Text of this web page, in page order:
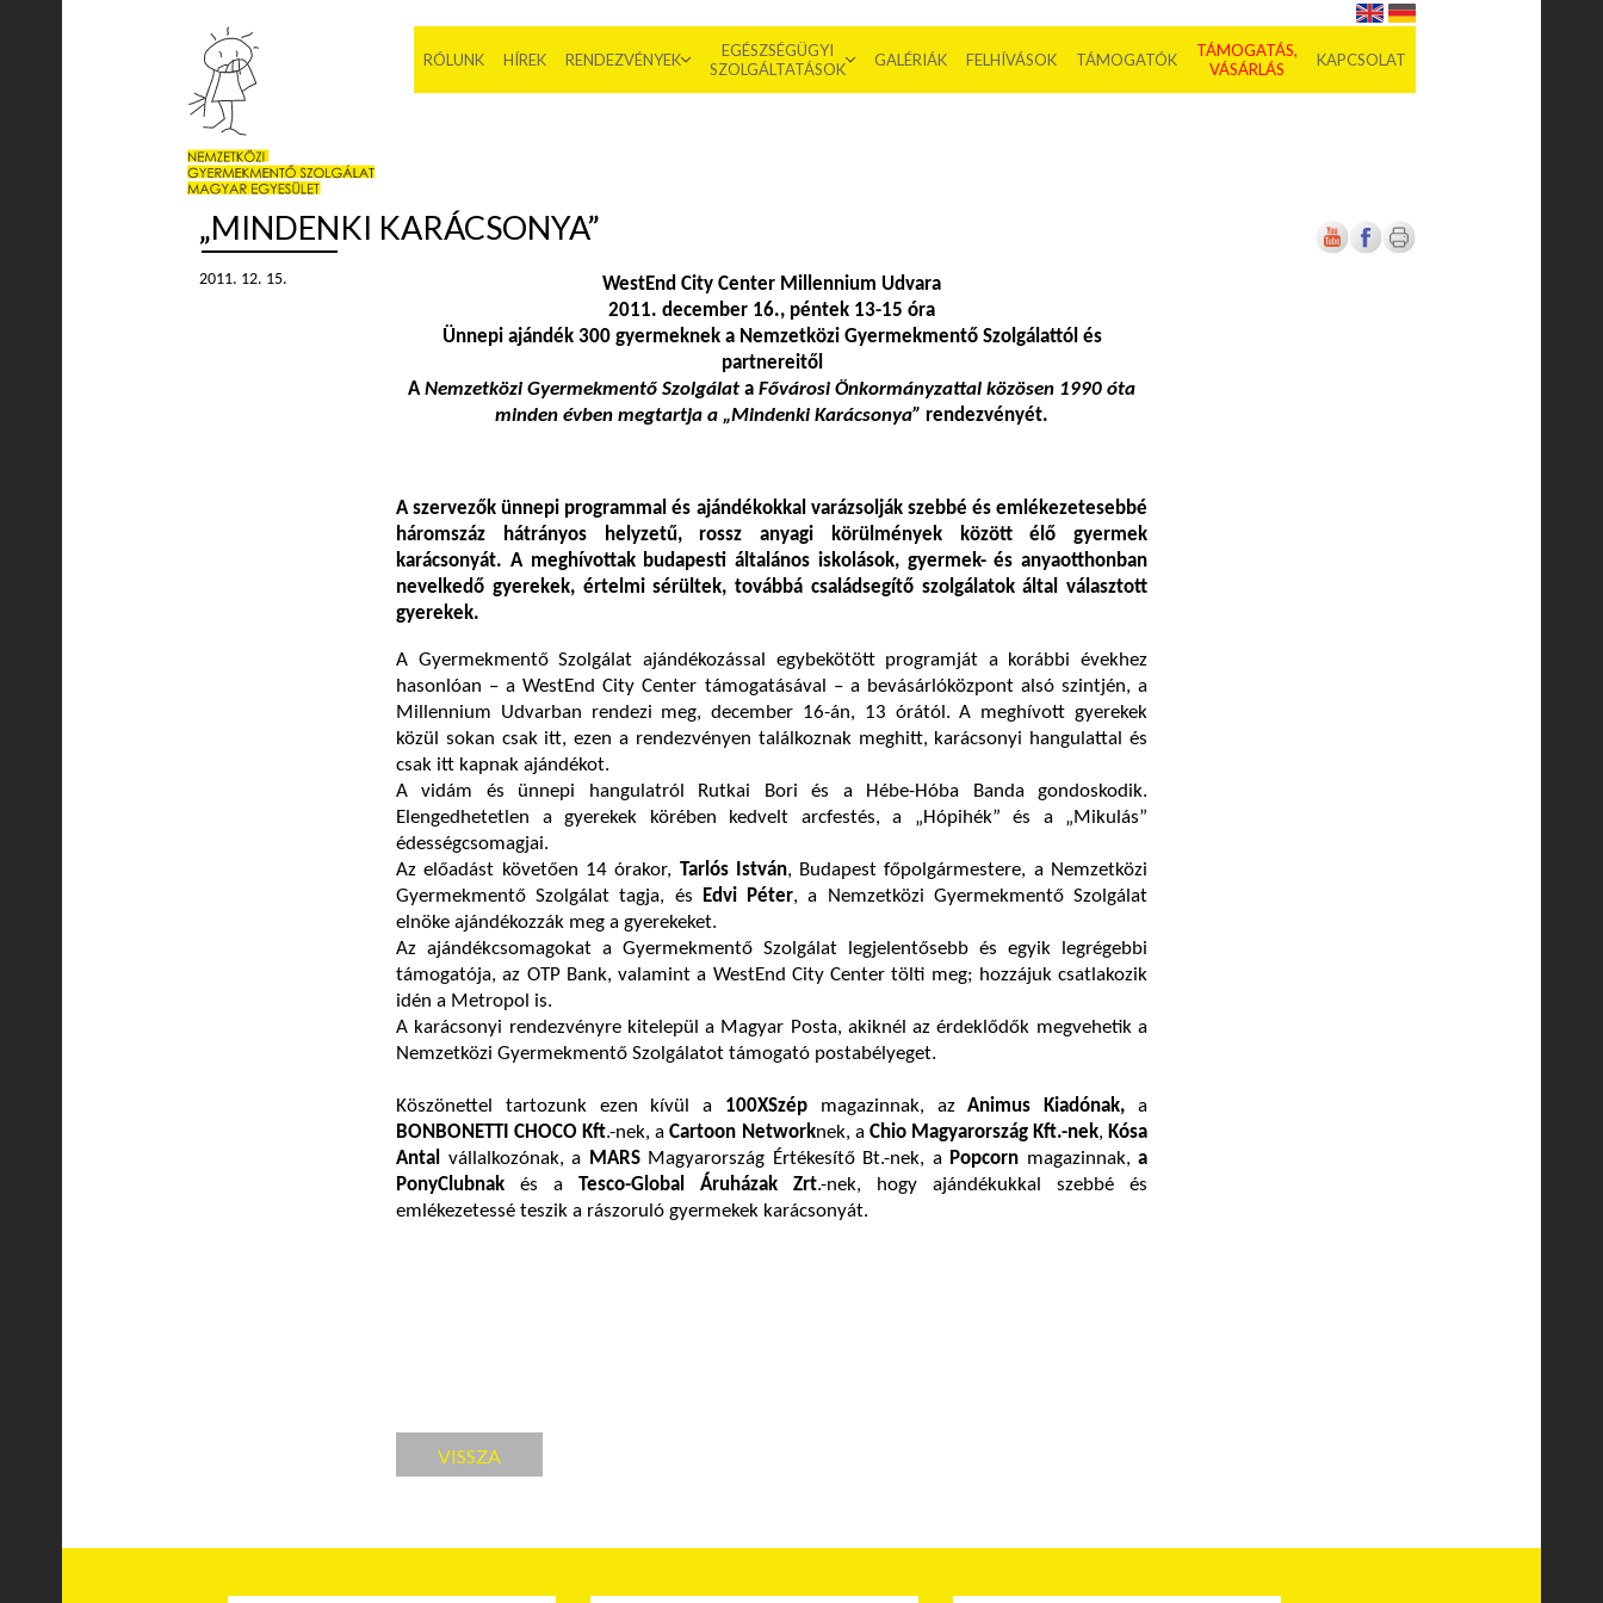
RÓLUNK HÍREK RENDEZVÉNYEK
EGÉSZSÉGÜGYI
SZOLGÁLTATÁSOK
GALÉRIÁK FELHÍVÁSOK TÁMOGATÓK
TÁMOGATÁS,
VÁSÁRLÁS
KAPCSOLAT
„MINDENKI KARÁCSONYA”
2011. 12. 15.
WestEnd City Center Millennium Udvara
2011. december 16., péntek 13-15 óra
Ünnepi ajándék 300 gyermeknek a Nemzetközi Gyermekmentő Szolgálattól és
partnereitől
ANemzetközi Gyermekmentő Szolgálat a Fővárosi Önkormányzattal közösen 1990 óta
minden évben megtartja a „Mindenki Karácsonya” rendezvényét.
A szervezők ünnepi programmal és ajándékokkal varázsolják szebbé és emlékezetesebbé
háromszáz hátrányos helyzetű, rossz anyagi körülmények között élő gyermek
karácsonyát. A meghívottak budapesti általános iskolások, gyermek- és anyaotthonban
nevelkedő gyerekek, értelmi sérültek, továbbá családsegítő szolgálatok által választott
gyerekek.
A Gyermekmentő Szolgálat ajándékozással egybekötött programját a korábbi évekhez
hasonlóan – a WestEnd City Center támogatásával – a bevásárlóközpont alsó szintjén, a
Millennium Udvarban rendezi meg, december 16-án, 13 órától. A meghívott gyerekek
közül sokan csak itt, ezen a rendezvényen találkoznak meghitt, karácsonyi hangulattal és
csak itt kapnak ajándékot.
A vidám és ünnepi hangulatról Rutkai Bori és a Hébe-Hóba Banda gondoskodik.
Elengedhetetlen a gyerekek körében kedvelt arcfestés, a „Hópihék” és a „Mikulás”
édességcsomagjai.
Az előadást követően 14 órakor, Tarlós István, Budapest főpolgármestere, a Nemzetközi
Gyermekmentő Szolgálat tagja, és
Edvi Péter, a Nemzetközi Gyermekmentő Szolgálat
elnöke ajándékozzák meg a gyerekeket.
Az ajándékcsomagokat a Gyermekmentő Szolgálat legjelentősebb és egyik legrégebbi
támogatója, az OTP Bank, valamint a WestEnd City Center tölti meg; hozzájuk csatlakozik
idén a Metropol is.
A karácsonyi rendezvényre kitelepül a Magyar Posta, akiknél az érdeklődők megvehetik a
Nemzetközi Gyermekmentő Szolgálatot támogató postabélyeget.
Köszönettel tartozunk ezen kívül a 100XSzép magazinnak, azAnimus Kiadónak, a
BONBONETTI CHOCO Kft.-nek, aCartoon Networknek, a Chio Magyarország Kft.-nek, Kósa
Antal
vállalkozónak, a MARS Magyarország Értékesítő Bt.-nek, a Popcorn magazinnak, a
PonyClubnak és a Tesco-Global Áruházak Zrt.-nek, hogy ajándékukkal szebbé és
emlékezetessé teszik a rászoruló gyermekek karácsonyát.
VISSZA